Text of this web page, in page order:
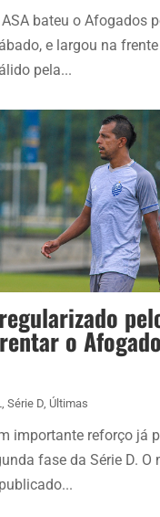
bateu o Afogados
e largou na
pela...
o
, Série D, Últimas
importante reforço já
fase da Série D. O